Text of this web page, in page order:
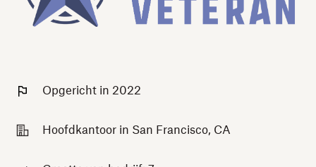
Opgericht in 2022
Hoofdkantoor in San Francisco, CA